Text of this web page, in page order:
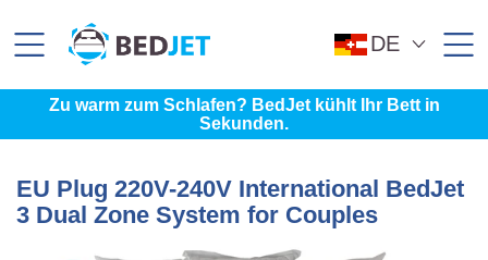
MAIN
CONTENT
FOOTER
DE
Zu warm zum Schlafen? BedJet kühlt Ihr Bett in
Sekunden.
EU Plug 220V-240V International BedJet
3 Dual Zone System for Couples